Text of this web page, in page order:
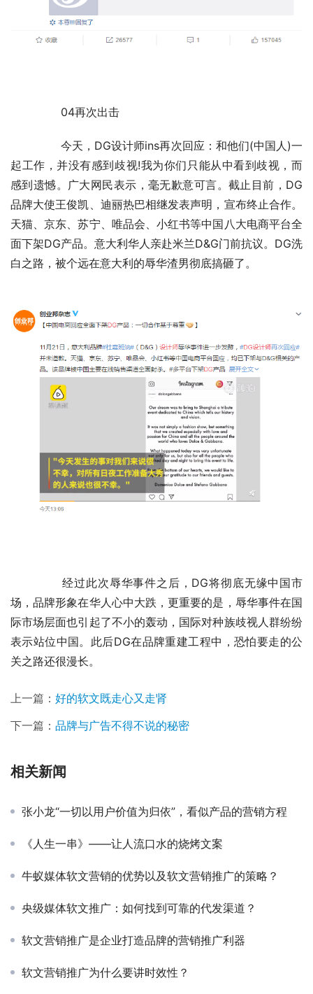
	　　04再次出击
起工作，并没有感到歧视!我为你们只能从中看到歧视，而
感到遗憾。广大网民表示，毫无歉意可言。截止目前，DG
品牌大使王俊凯、迪丽热巴相继发表声明，宣布终止合作。
天猫、京东、苏宁、唯品会、小红书等中国八大电商平台全
面下架DG产品。意大利华人亲赴米兰D&G门前抗议。DG洗
白之路，被个远在意大利的辱华渣男彻底搞砸了。
场，品牌形象在华人心中大跌，更重要的是，辱华事件在国
际市场层面也引起了不小的轰动，国际对种族歧视人群纷纷
表示站位中国。此后DG在品牌重建工程中，恐怕要走的公
关之路还很漫长。
上一篇： 好的软文既走心又走肾
下一篇： 品牌与广告不得不说的秘密
相关新闻
张小龙“一切以用户价值为归依”，看似产品的营销方程
《人生一串》——让人流口水的烧烤文案
牛蚁媒体软文营销的优势以及软文营销推广的策略？
央级媒体软文推广：如何找到可靠的代发渠道？
软文营销推广是企业打造品牌的营销推广利器
软文营销推广为什么要讲时效性？